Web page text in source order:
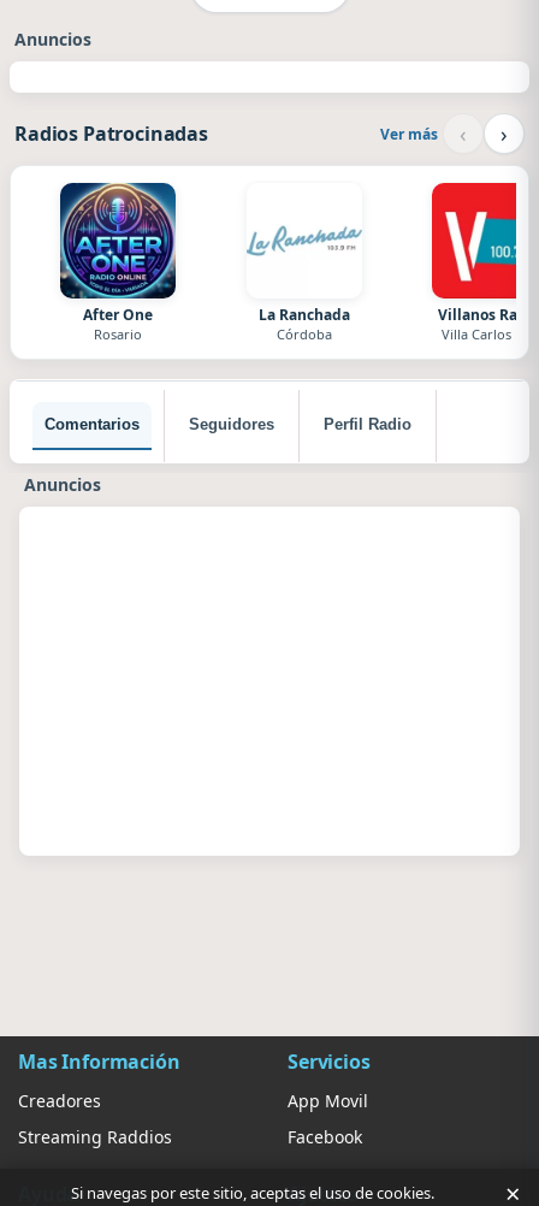
Anuncios
Radios Patrocinadas Ver más ‹ ›
After One
Rosario
La Ranchada
Córdoba
Villanos
Villa Carlos Paz
Comentarios Seguidores Perfil Radio
Anuncios
Mas Información
Creadores
Streaming Raddios
Servicios
App Movil
Facebook
Ayuda Ajustes
Si navegas por este sitio, aceptas el uso de cookies. ×